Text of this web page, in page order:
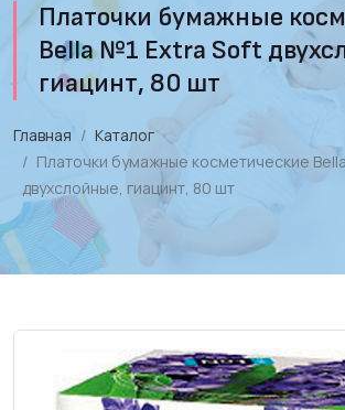
Платочки бумажные
Bella №1 Extra Soft
гиацинт, 80 шт
Главная
Каталог
Платочки бумажные косметические
двухслойные, гиацинт, 80 шт